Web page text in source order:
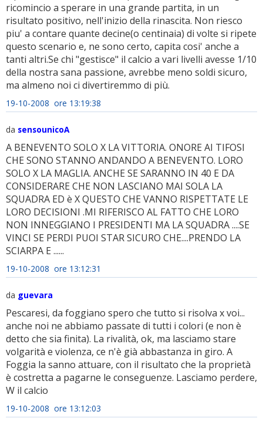
ricomincio a sperare in una grande partita, in un
risultato positivo, nell'inizio della rinascita. Non riesco
piu' a contare quante decine(o centinaia) di volte si ripete
questo scenario e, ne sono certo, capita cosi' anche a
tanti altri.Se chi "gestisce" il calcio a vari livelli avesse 1/10
della nostra sana passione, avrebbe meno soldi sicuro,
ma almeno noi ci divertiremmo di più.
19-10-2008 ore 13:19:38
da sensounicoA
A BENEVENTO SOLO X LA VITTORIA. ONORE AI TIFOSI
CHE SONO STANNO ANDANDO A BENEVENTO. LORO
SOLO X LA MAGLIA. ANCHE SE SARANNO IN 40 E DA
CONSIDERARE CHE NON LASCIANO MAI SOLA LA
SQUADRA ED è X QUESTO CHE VANNO RISPETTATE LE
LORO DECISIONI .MI RIFERISCO AL FATTO CHE LORO
NON INNEGGIANO I PRESIDENTI MA LA SQUADRA ....SE
VINCI SE PERDI PUOI STAR SICURO CHE....PRENDO LA
SCIARPA E ......
19-10-2008 ore 13:12:31
da guevara
Pescaresi, da foggiano spero che tutto si risolva x voi...
anche noi ne abbiamo passate di tutti i colori (e non è
detto che sia finita). La rivalità, ok, ma lasciamo stare
volgarità e violenza, ce n'è già abbastanza in giro. A
Foggia la sanno attuare, con il risultato che la proprietà
è costretta a pagarne le conseguenze. Lasciamo perdere,
W il calcio
19-10-2008 ore 13:12:03